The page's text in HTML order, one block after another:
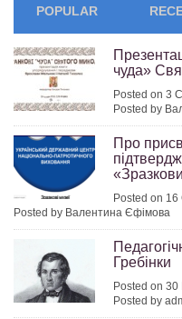
POPULAR
чуда»
Posted on 3
Posted by
Про
Posted on
Posted by Валентина Єфімова
Гребінки
Posted on 30
Posted by